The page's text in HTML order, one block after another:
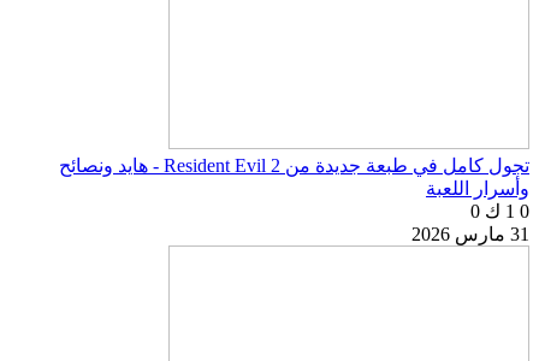
تجول كامل في طبعة جديدة من Resident Evil 2 - هايد ونصائح
وأسرار اللعبة
0 1 ك
0
31 مارس 2026